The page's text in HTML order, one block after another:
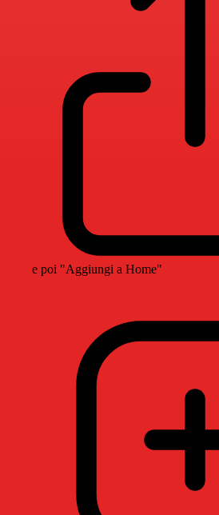
e poi "Aggiungi a Home"